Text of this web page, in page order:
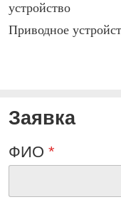
Приводное
Заявка
ФИО *